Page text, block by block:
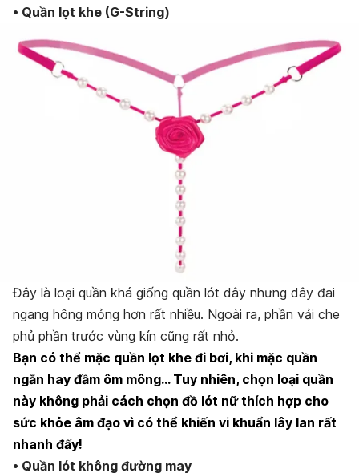
• Quần lọt khe (G-String)
Đây là loại quần khá giống quần lót dây nhưng dây đai
ngang hông mỏng hơn rất nhiều. Ngoài ra, phần vải che
phủ phần trước vùng kín cũng rất nhỏ.
Bạn có thể mặc quần lọt khe đi bơi, khi mặc quần
ngắn hay đầm ôm mông… Tuy nhiên, chọn loại quần
này không phải cách chọn đồ lót nữ thích hợp cho
sức khỏe âm đạo vì có thể khiến vi khuẩn lây lan rất
nhanh đấy!
• Quần lót không đường may